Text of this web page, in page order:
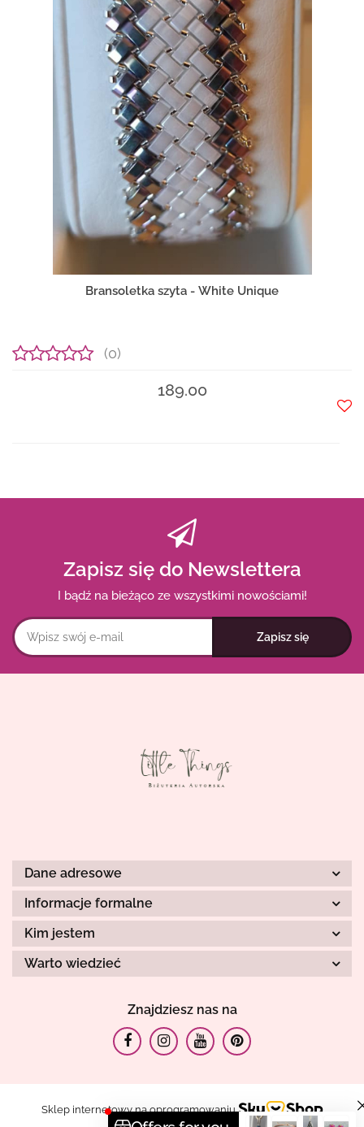
Bransoletka szyta - White Unique
(0)
189.00
Zapisz się do Newslettera
I bądź na bieżąco ze wszystkimi nowościami!
Dane adresowe
Informacje formalne
Kim jestem
Warto wiedzieć
Znajdziesz nas na
Sklep internetowy na oprogramowaniu